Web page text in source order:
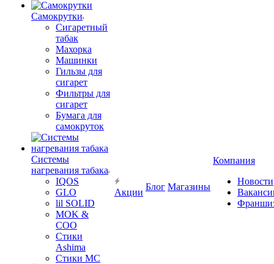
Самокрутки
Сигаретный
табак
Махорка
Машинки
Гильзы для
сигарет
Фильтры для
сигарет
Бумага для
самокруток
Системы
нагревания табака
IQOS
GLO
lil SOLID
MOK &
COO
Стики
Ashima
Стики MC
Акции
Блог Магазины
Компания
Новости